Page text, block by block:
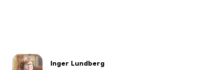
Inger Lundberg